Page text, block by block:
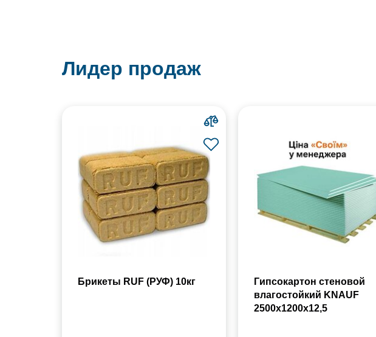
Лидер продаж
Брикеты RUF (РУФ) 10кг
Гипсокартон стеновой
влагостойкий KNAUF
2500х1200х12,5